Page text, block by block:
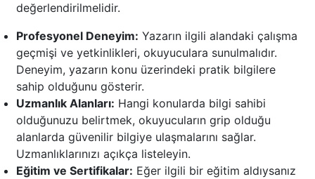
değerlendirilmelidir.
Profesyonel Deneyim: Yazarın ilgili alandaki çalışma
geçmişi ve yetkinlikleri, okuyuculara sunulmalıdır.
Deneyim, yazarın konu üzerindeki pratik bilgilere
sahip olduğunu gösterir.
Uzmanlık Alanları: Hangi konularda bilgi sahibi
olduğunuzu belirtmek, okuyucuların grip olduğu
alanlarda güvenilir bilgiye ulaşmalarını sağlar.
Uzmanlıklarınızı açıkça listeleyin.
Eğitim ve Sertifikalar: Eğer ilgili bir eğitim aldıysanız